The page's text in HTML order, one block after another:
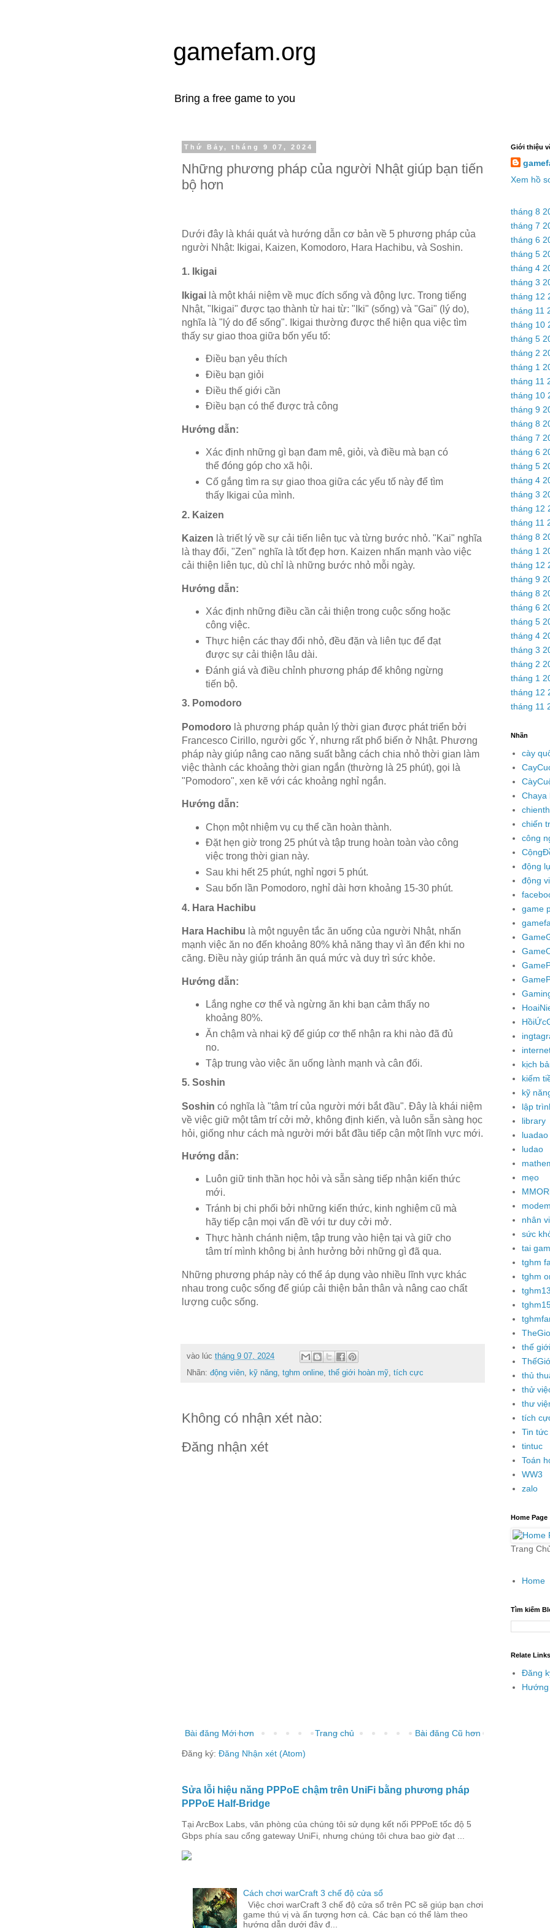
gamefam.org
Bring a free game to you
Thứ Bảy, tháng 9 07, 2024
Những phương pháp của người Nhật giúp bạn tiến
bộ hơn
Dưới đây là khái quát và hướng dẫn cơ bản về 5 phương pháp của
người Nhật: Ikigai, Kaizen, Komodoro, Hara Hachibu, và Soshin.
1. Ikigai
Ikigai là một khái niệm về mục đích sống và động lực. Trong tiếng
Nhật, "Ikigai" được tạo thành từ hai từ: "Iki" (sống) và "Gai" (lý do),
nghĩa là "lý do để sống". Ikigai thường được thể hiện qua việc tìm
thấy sự giao thoa giữa bốn yếu tố:
Điều bạn yêu thích
Điều bạn giỏi
Điều thế giới cần
Điều bạn có thể được trả công
Hướng dẫn:
Xác định những gì bạn đam mê, giỏi, và điều mà bạn có
thể đóng góp cho xã hội.
Cố gắng tìm ra sự giao thoa giữa các yếu tố này để tìm
thấy Ikigai của mình.
2. Kaizen
Kaizen là triết lý về sự cải tiến liên tục và từng bước nhỏ. "Kai" nghĩa
là thay đổi, "Zen" nghĩa là tốt đẹp hơn. Kaizen nhấn mạnh vào việc
cải thiện liên tục, dù chỉ là những bước nhỏ mỗi ngày.
Hướng dẫn:
Xác định những điều cần cải thiện trong cuộc sống hoặc
công việc.
Thực hiện các thay đổi nhỏ, đều đặn và liên tục để đạt
được sự cải thiện lâu dài.
Đánh giá và điều chỉnh phương pháp để không ngừng
tiến bộ.
3. Pomodoro
Pomodoro là phương pháp quản lý thời gian được phát triển bởi
Francesco Cirillo, người gốc Ý, nhưng rất phổ biến ở Nhật. Phương
pháp này giúp nâng cao năng suất bằng cách chia nhỏ thời gian làm
việc thành các khoảng thời gian ngắn (thường là 25 phút), gọi là
"Pomodoro", xen kẽ với các khoảng nghỉ ngắn.
Hướng dẫn:
Chọn một nhiệm vụ cụ thể cần hoàn thành.
Đặt hẹn giờ trong 25 phút và tập trung hoàn toàn vào công
việc trong thời gian này.
Sau khi hết 25 phút, nghỉ ngơi 5 phút.
Sau bốn lần Pomodoro, nghỉ dài hơn khoảng 15-30 phút.
4. Hara Hachibu
Hara Hachibu là một nguyên tắc ăn uống của người Nhật, nhấn
mạnh việc ăn no đến khoảng 80% khả năng thay vì ăn đến khi no
căng. Điều này giúp tránh ăn quá mức và duy trì sức khỏe.
Hướng dẫn:
Lắng nghe cơ thể và ngừng ăn khi bạn cảm thấy no
khoảng 80%.
Ăn chậm và nhai kỹ để giúp cơ thể nhận ra khi nào đã đủ
no.
Tập trung vào việc ăn uống lành mạnh và cân đối.
5. Soshin
Soshin có nghĩa là "tâm trí của người mới bắt đầu". Đây là khái niệm
về việc giữ một tâm trí cởi mở, không định kiến, và luôn sẵn sàng học
hỏi, giống như cách mà người mới bắt đầu tiếp cận một lĩnh vực mới.
Hướng dẫn:
Luôn giữ tinh thần học hỏi và sẵn sàng tiếp nhận kiến thức
mới.
Tránh bị chi phối bởi những kiến thức, kinh nghiệm cũ mà
hãy tiếp cận mọi vấn đề với tư duy cởi mở.
Thực hành chánh niệm, tập trung vào hiện tại và giữ cho
tâm trí mình không bị ảnh hưởng bởi những gì đã qua.
Những phương pháp này có thể áp dụng vào nhiều lĩnh vực khác
nhau trong cuộc sống để giúp cải thiện bản thân và nâng cao chất
lượng cuộc sống.
vào lúc tháng 9 07, 2024
Nhãn: động viên, kỹ năng, tghm online, thế giới hoàn mỹ, tích cực
Không có nhận xét nào:
Đăng nhận xét
Bài đăng Mới hơn Bài đăng Cũ hơn
Trang chủ
Đăng ký: Đăng Nhận xét (Atom)
Sửa lỗi hiệu năng PPPoE chậm trên UniFi bằng phương pháp
PPPoE Half-Bridge
Tại ArcBox Labs, văn phòng của chúng tôi sử dụng kết nối PPPoE tốc độ 5
Gbps phía sau cổng gateway UniFi, nhưng chúng tôi chưa bao giờ đạt ...
Cách chơi warCraft 3 chế độ cửa sổ
Việc chơi warCraft 3 chế độ cửa sổ trên PC sẽ giúp bạn chơi
game thú vị và ấn tượng hơn cả. Các bạn có thể làm theo
hướng dẫn dưới đây đ...
Giới thiệu
Xem hồ
tháng 8
tháng 7
tháng 6
tháng 5
tháng 4
tháng 3
tháng 12
tháng 11
tháng 10
tháng 5
tháng 2
tháng 1
tháng 11
tháng 10
tháng 9
tháng 8
tháng 7
tháng 6
tháng 5
tháng 4
tháng 3
tháng 12
tháng 11
tháng 8
tháng 1
tháng 12
tháng 9
tháng 8
tháng 6
tháng 5
tháng 4
tháng 3
tháng 2
tháng 1
tháng 12
tháng 11
Nhãn
cày
Chaya
chiến
công
động
động
game
kịch
kiếm
kỹ
lập
library
luadao
ludao
mẹo
nhân
sức
tai
tghm
tghm
thế
thủ
thử
thư
tích
Tin tức
tintuc
Toán
WW3
zalo
Home Page
Trang
Home
Tìm kiếm
Relate Links
Đăng